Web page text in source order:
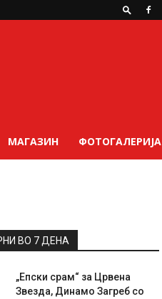
МАГАЗИН ФОТОГАЛЕРИЈА
ВО 7 ДЕНА
„Епски срам“ за Црвена
Звезда, Динамо Загреб со